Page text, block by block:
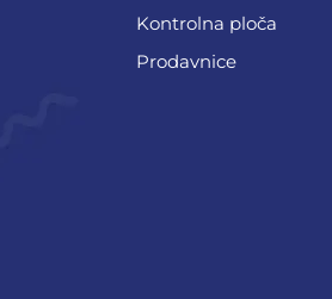
Kontrolna ploča
Prodavnice